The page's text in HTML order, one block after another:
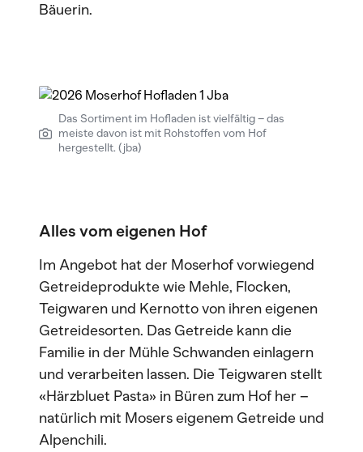
Bäuerin.
Das Sortiment im Hofladen ist vielfältig – das
meiste davon ist mit Rohstoffen vom Hof
hergestellt. (jba)
Alles vom eigenen Hof
Im Angebot hat der Moserhof vorwiegend
Getreideprodukte wie Mehle, Flocken,
Teigwaren und Kernotto von ihren eigenen
Getreidesorten. Das Getreide kann die
Familie in der Mühle Schwanden einlagern
und verarbeiten lassen. Die Teigwaren stellt
«Härzbluet Pasta» in Büren zum Hof her –
natürlich mit Mosers eigenem Getreide und
Alpenchili.